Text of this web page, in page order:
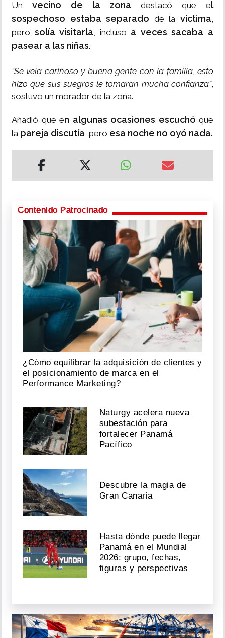
Un vecino de la zonadestacó que el
sospechoso estaba separado de lavíctima,
pero solía visitarla, incluso a veces sacaba a
pasear a las niñas.
“Se veía cariñoso y buena gente con la familia, esto
hizo que sus suegros le tomaran mucha confianza”,
sostuvo un morador de la zona.
Añadió que en algunas ocasiones escuchó que
la pareja discutía, pero esa noche no oyó nada.
Contenido Patrocinado
¿Cómo equilibrar la adquisición de clientes y
el posicionamiento de marca en el
Performance Marketing?
Naturgy acelera nueva
subestación para
fortalecer Panamá
Pacífico
Descubre la magia de
Gran Canaria
Hasta dónde puede llegar
Panamá en el Mundial
2026: grupo, fechas,
figuras y perspectivas